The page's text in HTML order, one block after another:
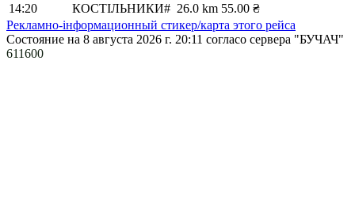
14:20
КОСТІЛЬНИКИ# 26.0 km 55.00 ₴
Рекламно-інформационный стикер/карта этого рейса
Состояние на 8 августа 2026 г. 20:11 согласо сервера "БУЧАЧ"
611600